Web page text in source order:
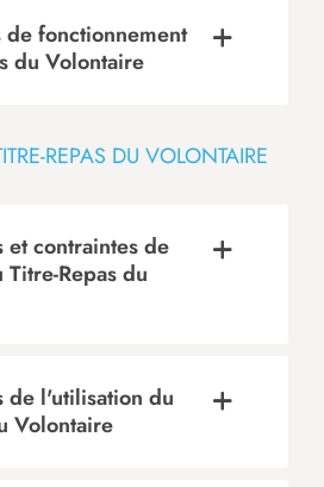
de fonctionnement
du Volontaire
REPAS DU VOLONTAIRE
et contraintes de
Repas du
de l'utilisation du
Volontaire